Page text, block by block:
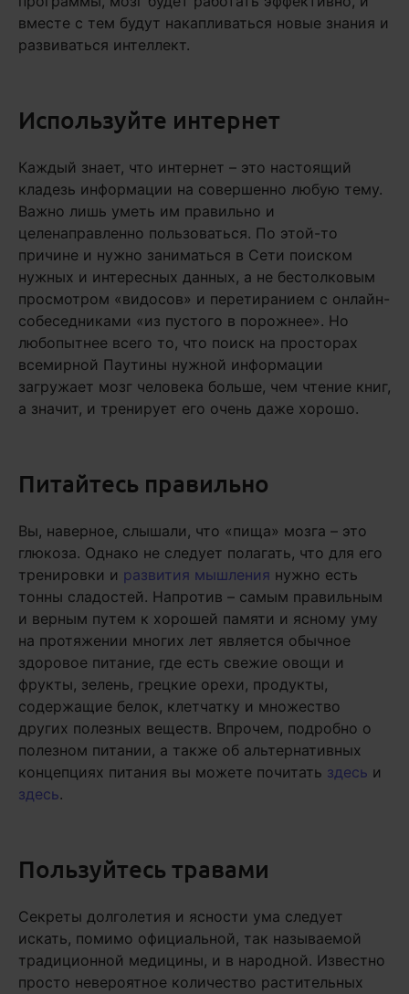
вместе с тем будут накапливаться новые знания и
развиваться интеллект.
Используйте интернет
Каждый знает, что интернет – это настоящий
кладезь информации на совершенно любую тему.
Важно лишь уметь им правильно и
целенаправленно пользоваться. По этой-то
причине и нужно заниматься в Сети поиском
нужных и интересных данных, а не бестолковым
просмотром «видосов» и перетиранием с онлайн-
собеседниками «из пустого в порожнее». Но
любопытнее всего то, что поиск на просторах
всемирной Паутины нужной информации
загружает мозг человека больше, чем чтение книг,
а значит, и тренирует его очень даже хорошо.
Питайтесь правильно
Вы, наверное, слышали, что «пища» мозга – это
глюкоза. Однако не следует полагать, что для его
тренировки и развития мышления нужно есть
тонны сладостей. Напротив – самым правильным
и верным путем к хорошей памяти и ясному уму
на протяжении многих лет является обычное
здоровое питание, где есть свежие овощи и
фрукты, зелень, грецкие орехи, продукты,
содержащие белок, клетчатку и множество
других полезных веществ. Впрочем, подробно о
полезном питании, а также об альтернативных
концепциях питания вы можете почитать здесь и
здесь.
Пользуйтесь травами
Секреты долголетия и ясности ума следует
искать, помимо официальной, так называемой
традиционной медицины, и в народной. Известно
просто невероятное количество растительных